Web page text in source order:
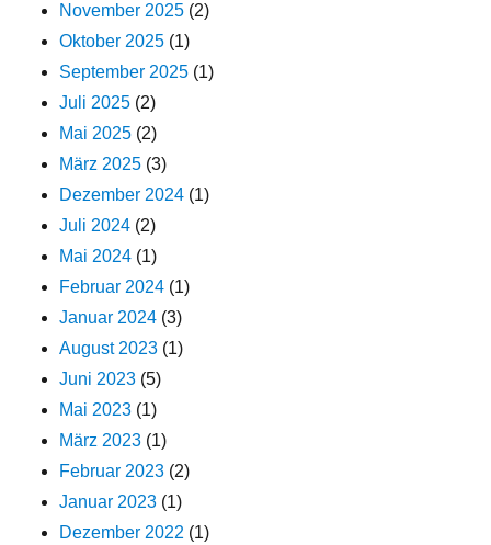
November 2025 (2)
Oktober 2025 (1)
September 2025 (1)
Juli 2025 (2)
Mai 2025 (2)
März 2025 (3)
Dezember 2024 (1)
Juli 2024 (2)
Mai 2024 (1)
Februar 2024 (1)
Januar 2024 (3)
August 2023 (1)
Juni 2023 (5)
Mai 2023 (1)
März 2023 (1)
Februar 2023 (2)
Januar 2023 (1)
Dezember 2022 (1)